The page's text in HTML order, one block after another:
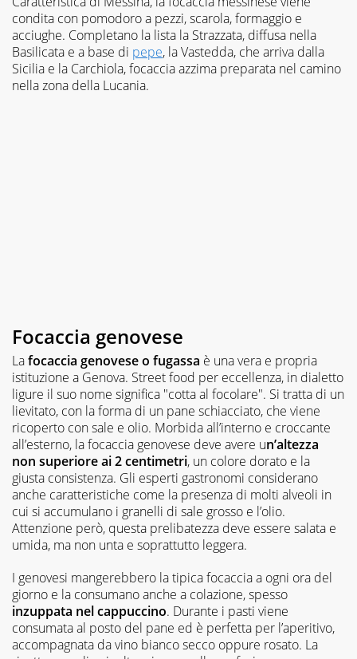
condita con pomodoro a pezzi, scarola, formaggio e
acciughe. Completano la lista la Strazzata, diffusa nella
Basilicata e a base di pepe, la Vastedda, che arriva dalla
Sicilia e la Carchiola, focaccia azzima preparata nel camino
nella zona della Lucania.
Focaccia genovese
Lafocaccia genovese o fugassa è una vera e propria
istituzione a Genova. Street food per eccellenza, in dialetto
ligure il suo nome significa "cotta al focolare". Si tratta di un
lievitato, con la forma di un pane schiacciato, che viene
ricoperto con sale e olio. Morbida all’interno e croccante
all’esterno, la focaccia genovese deve avere un’altezza
non superiore ai 2 centimetri, un colore dorato e la
giusta consistenza. Gli esperti gastronomi considerano
anche caratteristiche come la presenza di molti alveoli in
cui si accumulano i granelli di sale grosso e l’olio.
Attenzione però, questa prelibatezza deve essere salata e
umida, ma non unta e soprattutto leggera.
I genovesi mangerebbero la tipica focaccia a ogni ora del
giorno e la consumano anche a colazione, spesso
inzuppata nel cappuccino. Durante i pasti viene
consumata al posto del pane ed è perfetta per l’aperitivo,
accompagnata da vino bianco secco oppure rosato. La